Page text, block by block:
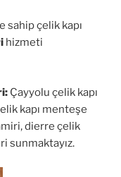
sahip çelik kapı
hizmeti
Çayyolu çelik kapı
kapı menteşe
dierre çelik
sunmaktayız.